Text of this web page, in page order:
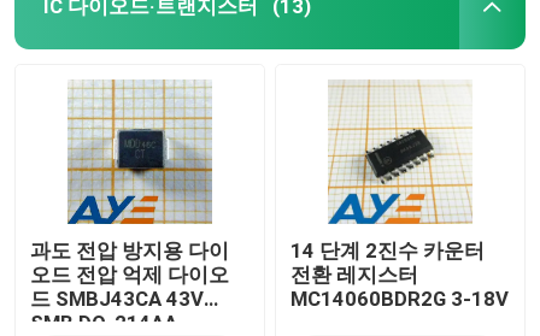
IC 다이오드·트랜지스터 (13)
과도 전압 방지용 다이
오드 전압 억제 다이오
드 SMBJ43CA 43V
SMB DO-214AA
14 단계 2진수 카운터
전환 레지스터
MC14060BDR2G 3-18V